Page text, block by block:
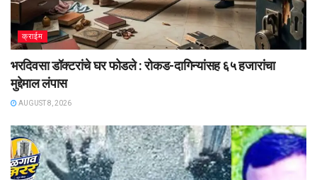
क्राईम
भरदिवसा डॉक्टरांचे घर फोडले : रोकड-दागिन्यांसह ६५ हजारांचा
मुद्देमाल लंपास
AUGUST 8, 2026